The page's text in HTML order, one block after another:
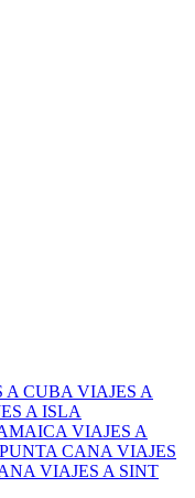
A CUBA VIAJES A
A ISLA
VIAJES A
CANA VIAJES
VIAJES A SINT